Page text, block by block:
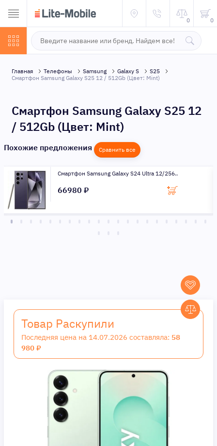
0 0
Главная Телефоны Samsung Galaxy S
S25
Смартфон Samsung Galaxy S25 12 / 512Gb (Цвет: Mint)
Смартфон Samsung Galaxy S25 12
/ 512Gb (Цвет: Mint)
Похожие предложения Сравнить все
Смартфон Samsung Galaxy S24 Ultra 12/256..
66980 ₽
Товар Раскупили
Последняя цена на 14.07.2026 составляла: 58
980 ₽